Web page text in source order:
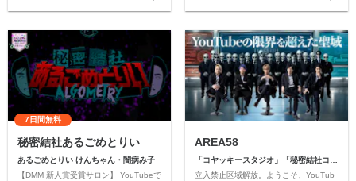
7日間無料
秘密結社あるごめとりい
あるごめとりい けんちゃん・闇病み子
【DMM 新人賞受賞サロン】 YouTubeで
AREA58
立入禁止区域解放。ようこそ、YouTub